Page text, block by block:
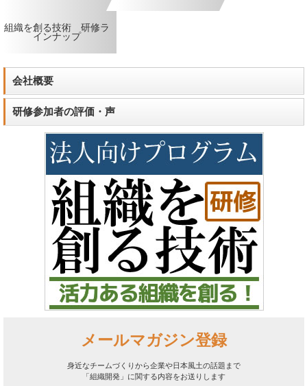
組織を創る技術 研修ラ
インナップ
会社概要
研修参加者の評価・声
メールマガジン登録
身近なチームづくりから企業や日本風土の話題まで
「組織開発」に関する内容をお送りします